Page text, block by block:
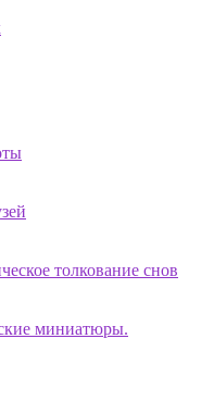
толкование снов
миниатюры.